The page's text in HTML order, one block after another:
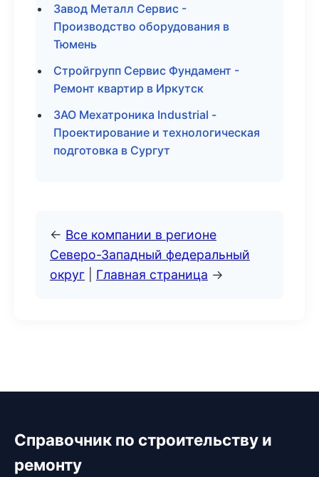
Завод Металл Сервис -
Производство оборудования в
Тюмень
Стройгрупп Сервис Фундамент -
Ремонт квартир в Иркутск
ЗАО Мехатроника Industrial -
Проектирование и технологическая
подготовка в Сургут
← Все компании в регионе
Северо-Западный федеральный
округ
Главная страница →
Справочник по строительству и
ремонту